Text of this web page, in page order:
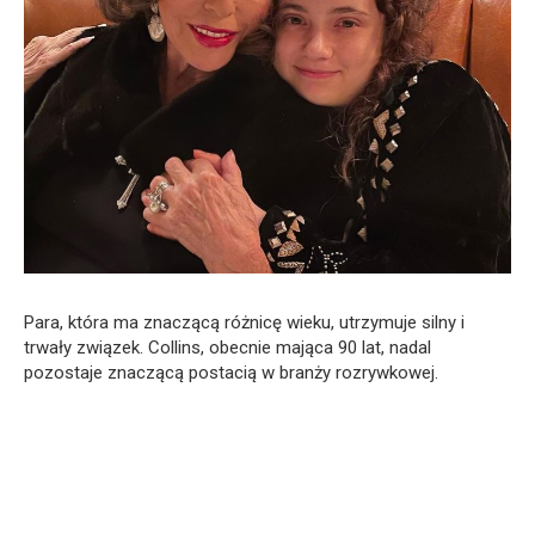
Para, która ma znaczącą różnicę wieku, utrzymuje silny i
trwały związek. Collins, obecnie mająca 90 lat, nadal
pozostaje znaczącą postacią w branży rozrywkowej.